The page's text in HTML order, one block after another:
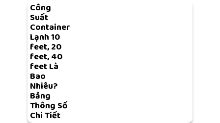
Công
Suất
Container
Lạnh 10
feet, 20
feet, 40
feet Là
Bao
Nhiêu?
Bảng
Thông Số
Chi Tiết